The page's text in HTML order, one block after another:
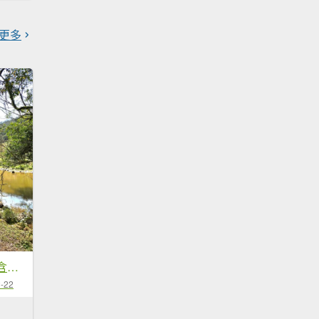
多
鹿堀坪古道O型走(含鹿堀坪山.富士坪山)
22